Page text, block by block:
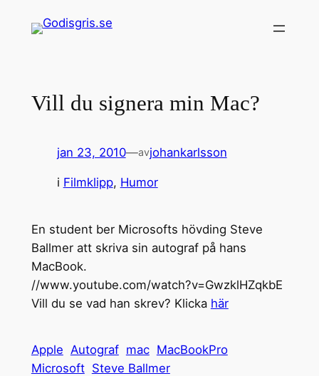
Vill du signera min Mac?
jan 23, 2010—avjohankarlsson
i Filmklipp, Humor
En student ber Microsofts hövding Steve
Ballmer att skriva sin autograf på hans
MacBook.
//www.youtube.com/watch?v=GwzklHZqkbE
Vill du se vad han skrev? Klicka här
Apple Autograf mac MacBookPro
Microsoft Steve Ballmer